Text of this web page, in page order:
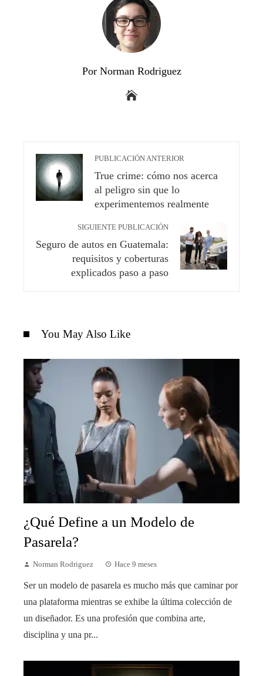
Por Norman Rodriguez
PUBLICACIÓN ANTERIOR
True crime: cómo nos acerca
al peligro sin que lo
experimentemos realmente
SIGUIENTE PUBLICACIÓN
Seguro de autos en Guatemala:
requisitos y coberturas
explicados paso a paso
You May Also Like
¿Qué Define a un Modelo de
Pasarela?
Norman Rodriguez Hace 9 meses
Ser un modelo de pasarela es mucho más que caminar por
una plataforma mientras se exhibe la última colección de
un diseñador. Es una profesión que combina arte,
disciplina y una pr...